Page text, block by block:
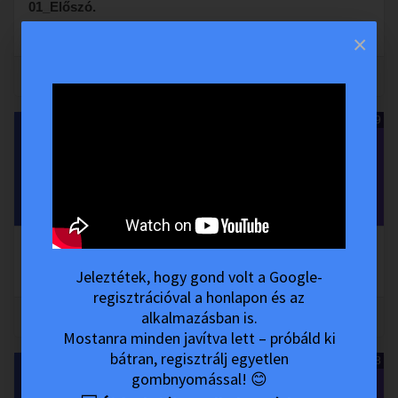
01_Előszó.
07:29
02_Bevezetés.
Csernus Imre - A Férfi • Nyitott Akadémia és MesterKurzus
13:38
×
Jeleztétek, hogy gond volt a Google-
regisztrációval a honlapon és az
alkalmazásban is.
Mostanra minden javítva lett – próbáld ki
bátran, regisztrálj egyetlen
gombnyomással! 😊